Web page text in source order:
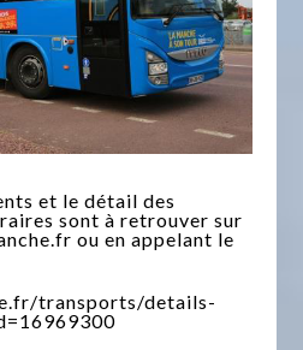
et le détail des
sont à retrouver sur
ou en appelant le
transports/details-